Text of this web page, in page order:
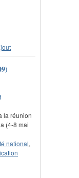
la réunion
(4-8 mai
national,